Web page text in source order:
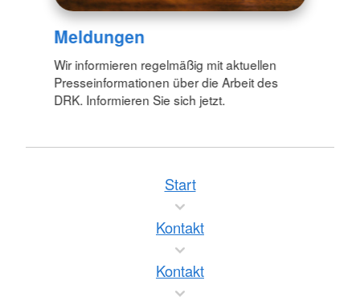
Meldungen
Wir informieren regelmäßig mit aktuellen
Presseinformationen über die Arbeit des
DRK. Informieren Sie sich jetzt.
Start
Kontakt
Kontakt